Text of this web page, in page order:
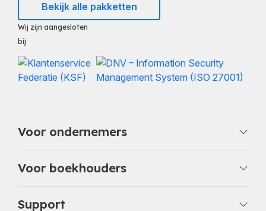
Bekijk alle pakketten
Wij zijn aangesloten
bij
Voor ondernemers
Voor boekhouders
Support